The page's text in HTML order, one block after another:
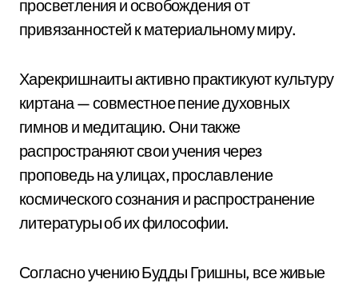
просветления и освобождения от
привязанностей к материальному миру.
Харекришнаиты активно практикуют культуру
киртана — совместное пение духовных
гимнов и медитацию. Они также
распространяют свои учения через
проповедь на улицах, прославление
космического сознания и распространение
литературы об их философии.
Согласно учению Будды Гришны, все живые